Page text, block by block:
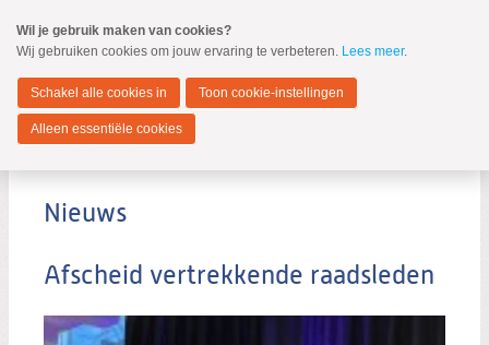
naar
Spring
de
inhoud
Spring
naar
Zwijndrecht
MENU
Nieuws
Afscheid vertrekkende raadsleden
Wil je gebruik maken van cookies?
Wij gebruiken cookies om jouw ervaring te verbeteren. Lees meer.
Schakel alle cookies in Toon cookie-instellingen
Alleen essentiële cookies